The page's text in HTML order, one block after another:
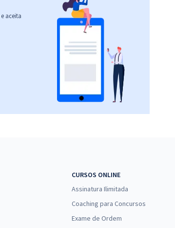
e aceita
CURSOS ONLINE
Assinatura Ilimitada
Coaching para Concursos
Exame de Ordem